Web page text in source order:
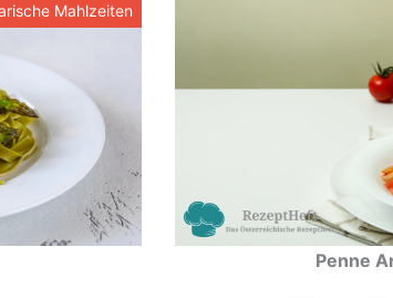
Mahlzeiten
Penne